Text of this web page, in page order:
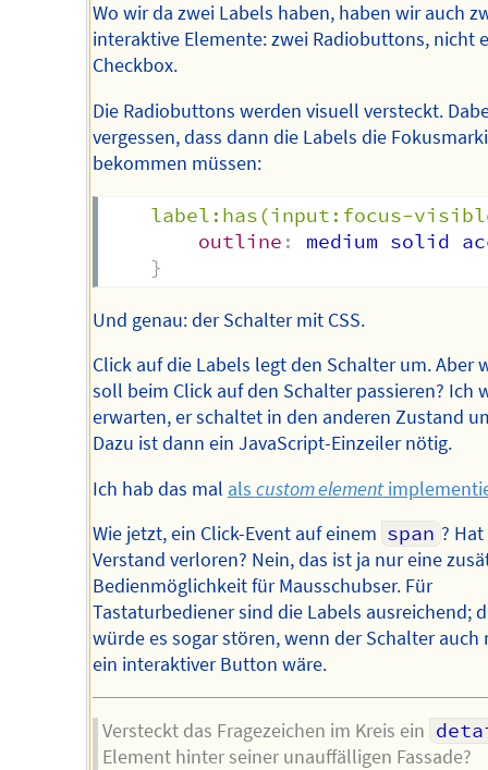
Wo wir da zwei Labels haben, haben wir auch
interaktive Elemente: zwei Radiobuttons, nicht
Checkbox.
Die Radiobuttons werden visuell versteckt.
vergessen, dass dann die Labels die
bekommen müssen:
label:has(input:focus-
outline :
medium solid
}
Und genau: der Schalter mit CSS.
Click auf die Labels legt den Schalter um. Aber
soll beim Click auf den Schalter passieren? Ich
erwarten, er schaltet in den anderen Zustand
Dazu ist dann ein JavaScript-Einzeiler nötig.
Ich hab das mal als custom element
Wie jetzt, ein Click-Event auf einem span ?
Verstand verloren? Nein, das ist ja nur eine
Bedienmöglichkeit für Mausschubser. Für
Tastaturbediener sind die Labels ausreichend;
würde es sogar stören, wenn der Schalter auch
ein interaktiver Button wäre.
Versteckt das Fragezeichen im Kreis ein
Element hinter seiner unauffälligen Fassade?